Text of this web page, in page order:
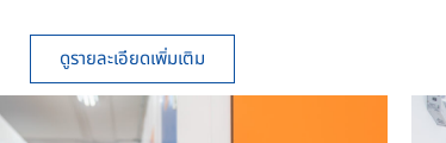
ดูรายละเอียดเพิ่มเติม